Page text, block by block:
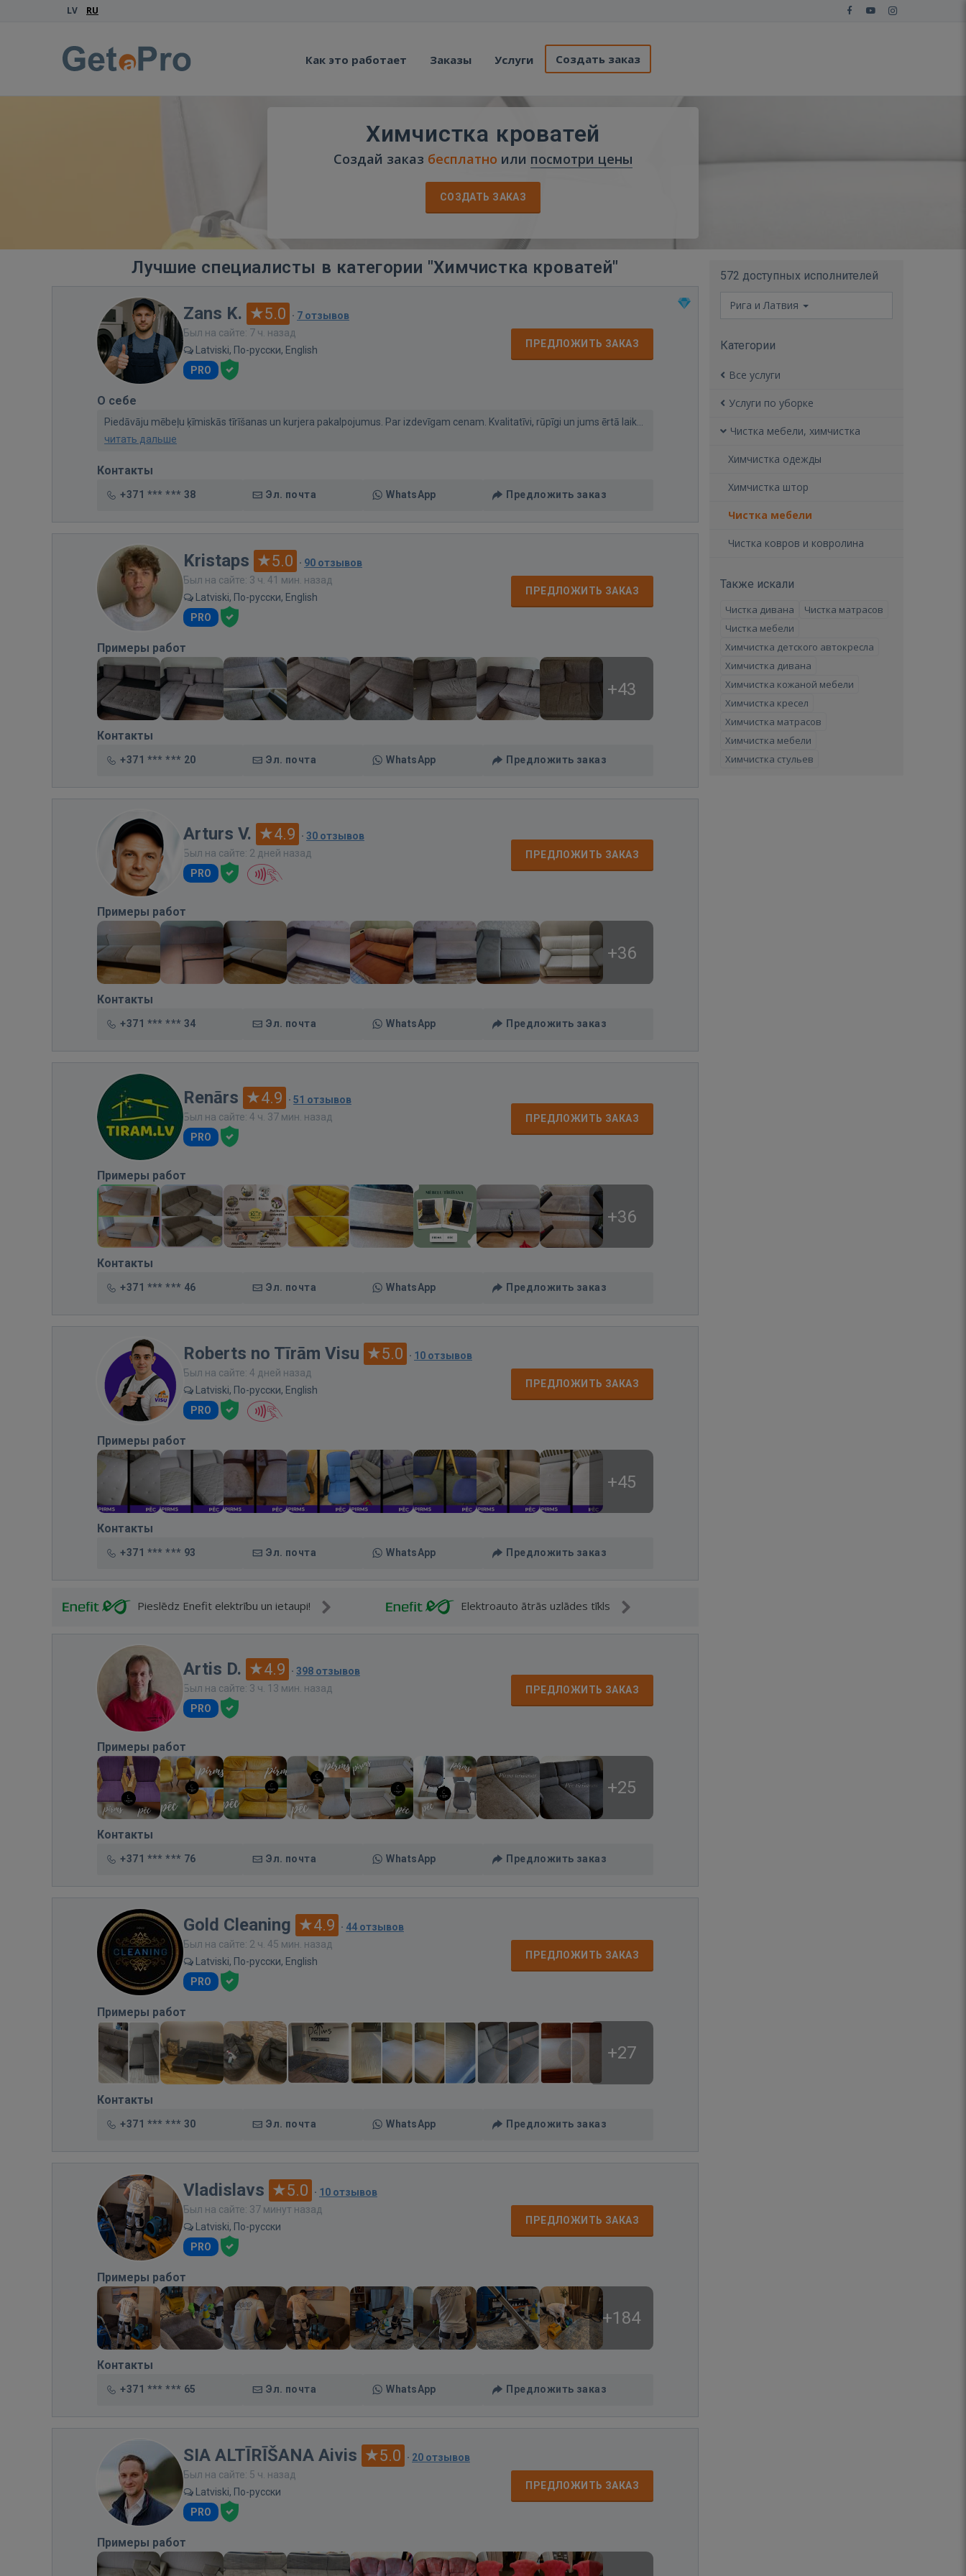
LV RU
Как это работает Заказы Услуги Создать заказ
Химчистка кроватей
Создай заказ бесплатно или посмотри цены
СОЗДАТЬ ЗАКАЗ
Лучшие специалисты в категории "Химчистка кроватей"
Zans K. 5.0 · 7 отзывов
Был на сайте: 7 ч. назад
Latviski, По-русски, English
PRO
ПРЕДЛОЖИТЬ ЗАКАЗ
О себе
Piedāvāju mēbeļu ķīmiskās tīrīšanas un kurjera pakalpojumus. Par izdevīgam cenam. Kvalitatīvi, rūpīgi un jums ērtā laik...
читать дальше
Контакты
+371 *** *** 38 Эл. почта WhatsApp Предложить заказ
Kristaps 5.0 · 90 отзывов
Был на сайте: 3 ч. 41 мин. назад
Latviski, По-русски, English
PRO
ПРЕДЛОЖИТЬ ЗАКАЗ
Примеры работ
+43
Контакты
+371 *** *** 20 Эл. почта WhatsApp Предложить заказ
Arturs V. 4.9 · 30 отзывов
Был на сайте: 2 дней назад
PRO
ПРЕДЛОЖИТЬ ЗАКАЗ
Примеры работ
+36
Контакты
+371 *** *** 34 Эл. почта WhatsApp Предложить заказ
Renārs 4.9 · 51 отзывов
Был на сайте: 4 ч. 37 мин. назад
PRO
ПРЕДЛОЖИТЬ ЗАКАЗ
Примеры работ
+36
Контакты
+371 *** *** 46 Эл. почта WhatsApp Предложить заказ
Roberts no Tīrām Visu 5.0 · 10 отзывов
Был на сайте: 4 дней назад
Latviski, По-русски, English
PRO
ПРЕДЛОЖИТЬ ЗАКАЗ
Примеры работ
+45
Контакты
+371 *** *** 93 Эл. почта WhatsApp Предложить заказ
Pieslēdz Enefit elektrību un ietaupi! Elektroauto ātrās uzlādes tīkls
Artis D. 4.9 · 398 отзывов
Был на сайте: 3 ч. 13 мин. назад
PRO
ПРЕДЛОЖИТЬ ЗАКАЗ
Примеры работ
+25
Контакты
+371 *** *** 76 Эл. почта WhatsApp Предложить заказ
Gold Cleaning 4.9 · 44 отзывов
Был на сайте: 2 ч. 45 мин. назад
Latviski, По-русски, English
PRO
ПРЕДЛОЖИТЬ ЗАКАЗ
Примеры работ
+27
Контакты
+371 *** *** 30 Эл. почта WhatsApp Предложить заказ
Vladislavs 5.0 · 10 отзывов
Был на сайте: 37 минут назад
Latviski, По-русски
PRO
ПРЕДЛОЖИТЬ ЗАКАЗ
Примеры работ
+184
Контакты
+371 *** *** 65 Эл. почта WhatsApp Предложить заказ
SIA ALTĪRĪŠANA Aivis 5.0 · 20 отзывов
Был на сайте: 5 ч. назад
Latviski, По-русски
PRO
ПРЕДЛОЖИТЬ ЗАКАЗ
Примеры работ
572 доступных исполнителей
Рига и Латвия
Категории
Все услуги
Услуги по уборке
Чистка мебели, химчистка
Химчистка одежды
Химчистка штор
Чистка мебели
Чистка ковров и ковролина
Также искали
Чистка дивана
Чистка матрасов
Чистка мебели
Химчистка детского автокресла
Химчистка дивана
Химчистка кожаной мебели
Химчистка кресел
Химчистка матрасов
Химчистка мебели
Химчистка стульев